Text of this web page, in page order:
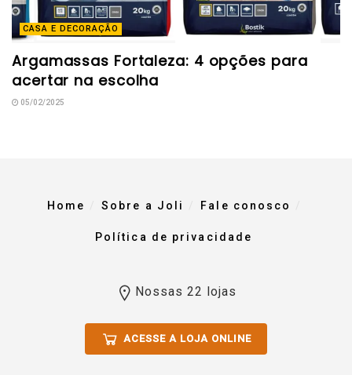
CASA E DECORAÇÃO
Argamassas Fortaleza: 4 opções para
acertar na escolha
05/02/2025
Home Sobre a Joli Fale conosco
Política de privacidade
Nossas 22 lojas
ACESSE A LOJA ONLINE